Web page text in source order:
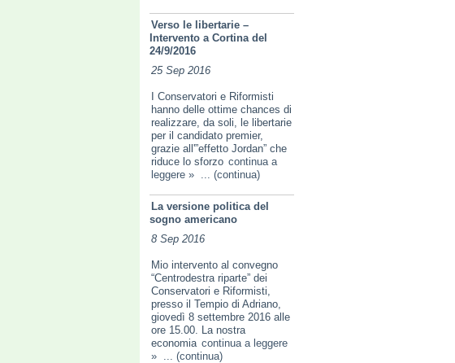
Verso le libertarie –
Intervento a Cortina del
24/9/2016
25 Sep 2016
I Conservatori e Riformisti
hanno delle ottime chances di
realizzare, da soli, le libertarie
per il candidato premier,
grazie all'”effetto Jordan” che
riduce lo sforzo continua a
leggere » ... (continua)
La versione politica del
sogno americano
8 Sep 2016
Mio intervento al convegno
“Centrodestra riparte” dei
Conservatori e Riformisti,
presso il Tempio di Adriano,
giovedì 8 settembre 2016 alle
ore 15.00. La nostra
economia continua a leggere
» ... (continua)